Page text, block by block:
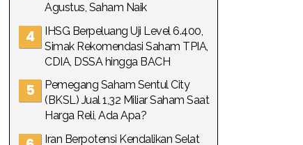
Agustus, Saham Naik
IHSG Berpeluang Uji Level 6.400,
Simak Rekomendasi Saham TPIA,
CDIA, DSSA hingga BACH
Pemegang Saham Sentul City
(BKSL) Jual 1,32 Miliar Saham Saat
Harga Reli, Ada Apa?
Iran Berpotensi Kendalikan Selat